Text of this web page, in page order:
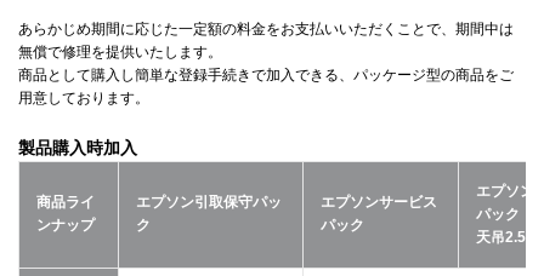
あらかじめ期間に応じた一定額の料金をお支払いいただくことで、期間中は
無償で修理を提供いたします。
商品として購入し簡単な登録手続きで加入できる、パッケージ型の商品をご
用意しております。
製品購入時加入
商品ライ
ンナップ
エプソン引取保守パッ
ク
エプソンサービス
パック
エプソン
パック
天吊2.5m